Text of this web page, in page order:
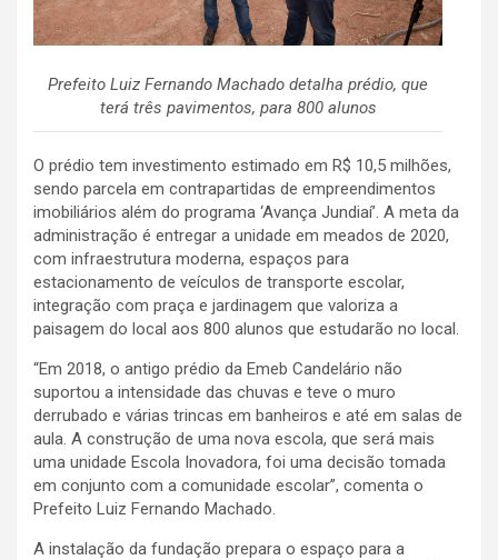
Prefeito Luiz Fernando Machado detalha prédio, que
terá três pavimentos, para 800 alunos
O prédio tem investimento estimado em R$ 10,5 milhões,
sendo parcela em contrapartidas de empreendimentos
imobiliários além do programa ‘Avança Jundiaí’. A meta da
administração é entregar a unidade em meados de 2020,
com infraestrutura moderna, espaços para
estacionamento de veículos de transporte escolar,
integração com praça e jardinagem que valoriza a
paisagem do local aos 800 alunos que estudarão no local.
“Em 2018, o antigo prédio da Emeb Candelário não
suportou a intensidade das chuvas e teve o muro
derrubado e várias trincas em banheiros e até em salas de
aula. A construção de uma nova escola, que será mais
uma unidade Escola Inovadora, foi uma decisão tomada
em conjunto com a comunidade escolar”, comenta o
Prefeito Luiz Fernando Machado.
A instalação da fundação prepara o espaço para a